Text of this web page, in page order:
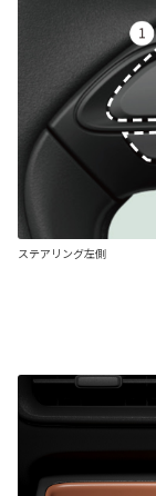
ステアリング左側